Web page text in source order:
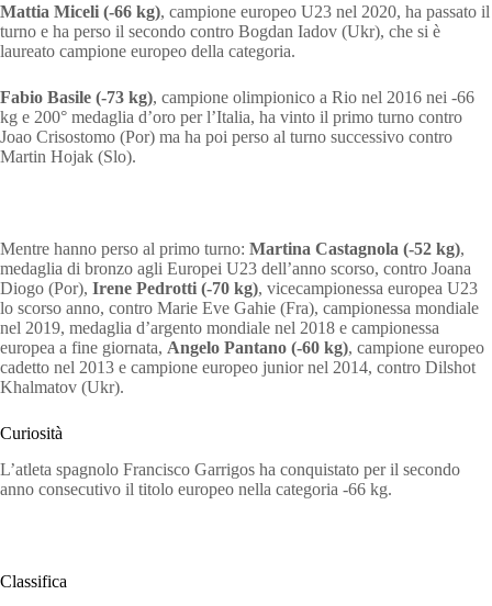
Mattia Miceli (-66 kg), campione europeo U23 nel 2020, ha passato il
turno e ha perso il secondo contro Bogdan Iadov (Ukr), che si è
laureato campione europeo della categoria.
Fabio Basile (-73 kg), campione olimpionico a Rio nel 2016 nei -66
kg e 200° medaglia d’oro per l’Italia, ha vinto il primo turno contro
Joao Crisostomo (Por) ma ha poi perso al turno successivo contro
Martin Hojak (Slo).
Mentre hanno perso al primo turno: Martina Castagnola (-52 kg),
medaglia di bronzo agli Europei U23 dell’anno scorso, contro Joana
Diogo (Por), Irene Pedrotti (-70 kg), vicecampionessa europea U23
lo scorso anno, contro Marie Eve Gahie (Fra), campionessa mondiale
nel 2019, medaglia d’argento mondiale nel 2018 e campionessa
europea a fine giornata, Angelo Pantano (-60 kg), campione europeo
cadetto nel 2013 e campione europeo junior nel 2014, contro Dilshot
Khalmatov (Ukr).
Curiosità
L’atleta spagnolo Francisco Garrigos ha conquistato per il secondo
anno consecutivo il titolo europeo nella categoria -66 kg.
Classifica